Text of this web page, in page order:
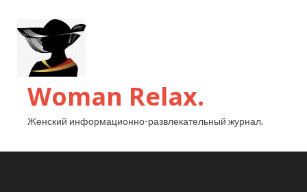
Woman Relax.
Женский информационно-развлекательный журнал.